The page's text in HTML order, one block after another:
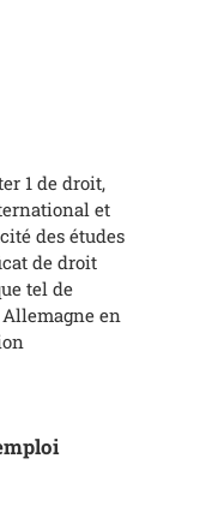
1 de droit,
et
des études
de droit
tel de
en